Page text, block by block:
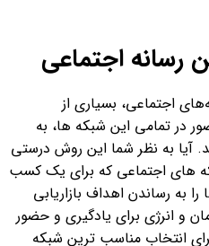
رسانه اجتماعی
اجتماعی، بسیاری از
در تمامی این شبکه ها، به
آیا به نظر شما این روش درستی
های اجتماعی که برای یک کسب
به رساندن اهداف بازاریابی
و انرژی برای یادگیری و حضور
انتخاب مناسب ترین شبکه